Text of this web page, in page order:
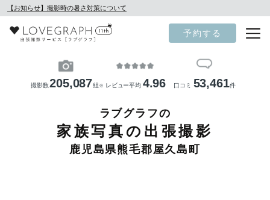
【お知らせ】撮影時の暑さ対策について
予約する
撮影数205,087組 ※ レビュー平均 4.96 口コミ 53,461件
ラブグラフの
家族写真の出張撮影
鹿児島県熊毛郡屋久島町